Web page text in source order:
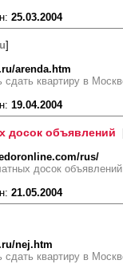
25.03.2004
]
arenda.htm
сдать квартиру в
19.04.2004
досок объявлений
rus/
досок
21.05.2004
nej.htm
сдать квартиру в